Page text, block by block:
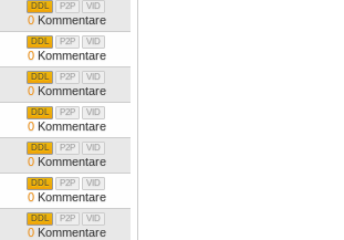
VID
P2P
DDL
0 Kommentare
VID
P2P
DDL
0 Kommentare
VID
P2P
DDL
0 Kommentare
VID
P2P
DDL
0 Kommentare
VID
P2P
DDL
0 Kommentare
VID
P2P
DDL
0 Kommentare
VID
P2P
DDL
0 Kommentare